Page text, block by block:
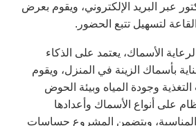
عبر البريد الإلكتروني، ويقوم بعرض
لتسهيل تتبع الحضور.
الأسماك، يعتمد على الذكاء
بأسماك الزينة في المنزل، ويقوم
وجودة المياه وبيئة الحوض
على أنواع الأسماك وأعدادها
ويتضمن المشروع حساسات